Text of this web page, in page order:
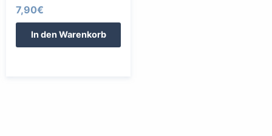
7,90€
In den Warenkorb